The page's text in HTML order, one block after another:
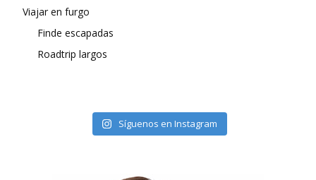
Viajar en furgo
Finde escapadas
Roadtrip largos
Síguenos en Instagram